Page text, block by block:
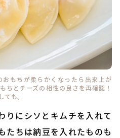
もちが柔らかくなったら出来上が
ちとチーズの相性の良さを再確認！
も。
りにシソとキムチを入れて
たちは納豆を入れたものも